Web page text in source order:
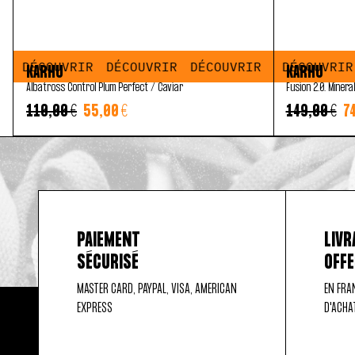
DÉCOUVRIR DÉCOUVRIR DÉCOUVRIR DÉCOUVRIR
KARHU
Albatross Control Plum Perfect / Caviar
110,00 € 55,00 €
DÉCOUVRIR DÉCOUVRIR DÉCOUVRIR DÉCOUVRIR
KARHU
Fusion 2.0.
149,00 €
DÉCOUVRIR
PAIEMENT
SÉCURISÉ
MASTER CARD, PAYPAL, VISA, AMERICAN
EXPRESS
EN